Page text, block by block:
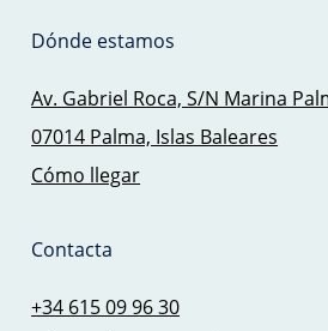
Dónde estamos
Av. Gabriel Roca, S/N Marina
07014 Palma, Islas Baleares
Cómo llegar
Contacta
+34 615 09 96 30